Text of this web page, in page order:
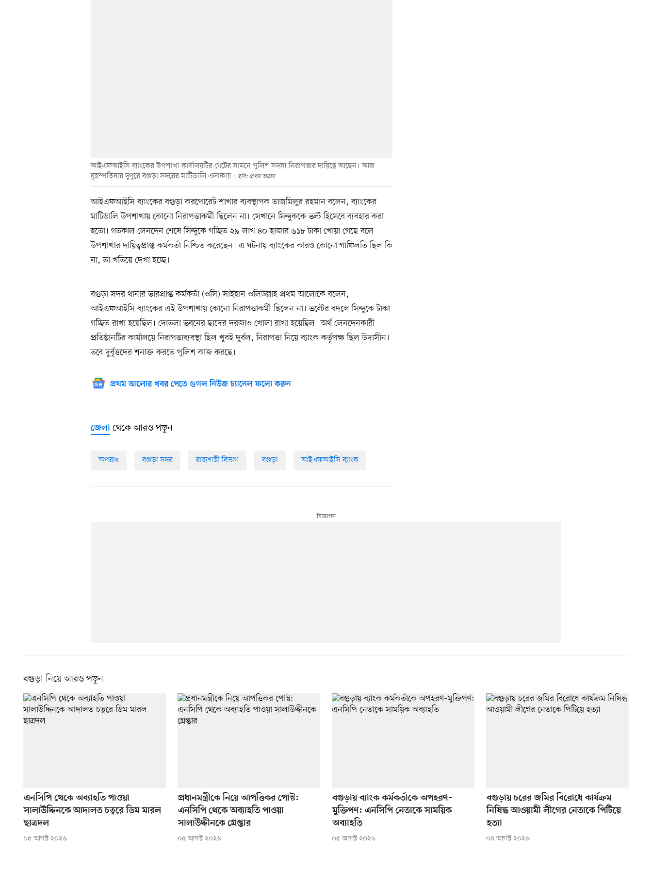
আইএফআইসি ব্যাংকের উপশাখা কার্যালয়টির গেটের সামনে পুলিশ সদস্য নিরাপত্তার দায়িত্বে আছেন। আজ
বৃহস্পতিবার দুপুরে বগুড়া সদরের মাটিডালি এলাকায়
ছবি: প্রথম আলো
আইএফআইসি ব্যাংকের বগুড়া করপোরেট শাখার ব্যবস্থাপক তাজমিলুর রহমান বলেন, ব্যাংকের
মাটিডালি উপশাখায় কোনো নিরাপত্তাকর্মী ছিলেন না। সেখানে সিন্দুককে ভল্ট হিসেবে ব্যবহার করা
হতো। গতকাল লেনদেন শেষে সিন্দুকে গচ্ছিত ২৯ লাখ ৪০ হাজার ৬১৮ টাকা খোয়া গেছে বলে
উপশাখার দায়িত্বপ্রাপ্ত কর্মকর্তা নিশ্চিত করেছেন। এ ঘটনায় ব্যাংকের কারও কোনো গাফিলতি ছিল কি
না, তা খতিয়ে দেখা হচ্ছে।
বগুড়া সদর থানার ভারপ্রাপ্ত কর্মকর্তা (ওসি) সাইহান ওলিউল্লাহ প্রথম আলোকে বলেন,
আইএফআইসি ব্যাংকের এই উপশাখায় কোনো নিরাপত্তাকর্মী ছিলেন না। ভল্টের বদলে সিন্দুকে টাকা
গচ্ছিত রাখা হয়েছিল। দোতলা ভবনের ছাদের দরজাও খোলা রাখা হয়েছিল। অর্থ লেনদেনকারী
প্রতিষ্ঠানটির কার্যালয়ে নিরাপত্তাব্যবস্থা ছিল খুবই দুর্বল, নিরাপত্তা নিয়ে ব্যাংক কর্তৃপক্ষ ছিল উদাসীন।
তবে দুর্বৃত্তদের শনাক্ত করতে পুলিশ কাজ করছে।
প্রথম আলোর খবর পেতে গুগল নিউজ চ্যানেল ফলো করুন
জেলা থেকে আরও পড়ুন
অপরাধ বগুড়া সদর রাজশাহী বিভাগ বগুড়া আইএফআইসি ব্যাংক
বগুড়া নিয়ে আরও পড়ুন
এনসিপি থেকে অব্যাহতি পাওয়া
সালাউদ্দিনকে আদালত চত্বরে ডিম মারল
ছাত্রদল
০৫ আগস্ট ২০২৬
প্রধানমন্ত্রীকে নিয়ে আপত্তিকর পোস্ট:
এনসিপি থেকে অব্যাহতি পাওয়া
সালাউদ্দীনকে গ্রেপ্তার
০৫ আগস্ট ২০২৬
বগুড়ায় ব্যাংক কর্মকর্তাকে অপহরণ–
মুক্তিপণ: এনসিপি নেতাকে সাময়িক
অব্যাহতি
০৫ আগস্ট ২০২৬
বগুড়ায় চরের জমির বিরোধে কার্যক্রম
নিষিদ্ধ আওয়ামী লীগের নেতাকে পিটিয়ে
হত্যা
০৪ আগস্ট ২০২৬